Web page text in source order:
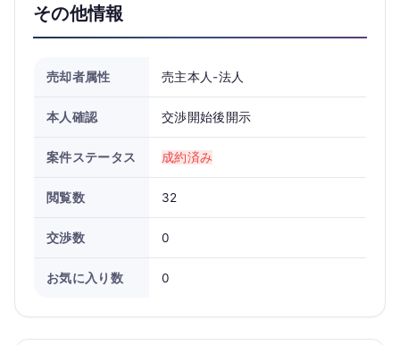
その他情報
売却者属性 売主本人-法人
本人確認 交渉開始後開示
案件ステータス 成約済み
閲覧数 32
交渉数 0
お気に入り数 0